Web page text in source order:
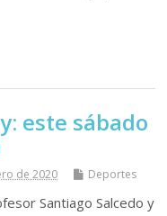
este sábado
de 2020 Deportes
Santiago Salcedo y